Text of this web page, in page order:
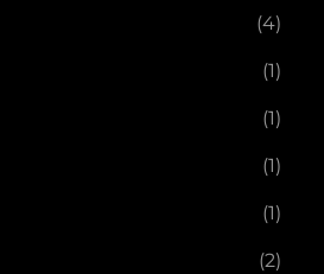
(4)
(1)
(1)
(1)
(1)
(2)